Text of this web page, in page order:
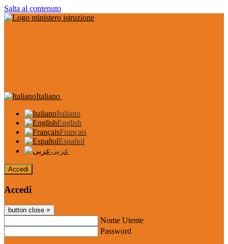
Salta al contenuto
Italiano
Italiano
English
Français
Español
عربى
Accedi
Accedi
button close ×
Nome Utente
Password